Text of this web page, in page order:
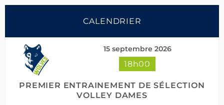
Suivre sur Instagram
CALENDRIER
15 septembre 2026
18h00
PREMIER ENTRAINEMENT DE SÉLECTION
VOLLEY DAMES